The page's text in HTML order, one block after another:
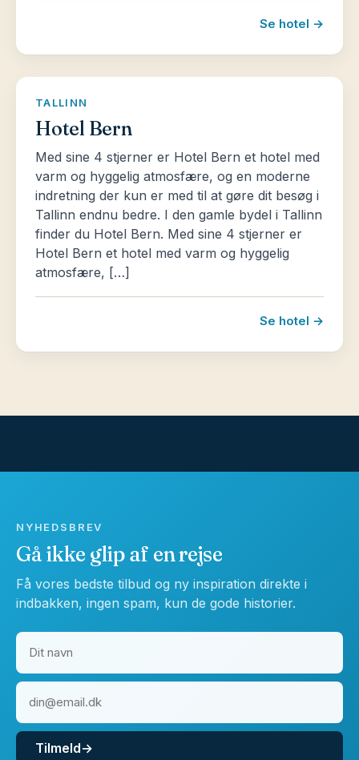
Se hotel →
TALLINN
Hotel Bern
Med sine 4 stjerner er Hotel Bern et hotel med
varm og hyggelig atmosfære, og en moderne
indretning der kun er med til at gøre dit besøg i
Tallinn endnu bedre. I den gamle bydel i Tallinn
finder du Hotel Bern. Med sine 4 stjerner er
Hotel Bern et hotel med varm og hyggelig
atmosfære, […]
Se hotel →
NYHEDSBREV
Gå ikke glip af en rejse
Få vores bedste tilbud og ny inspiration direkte i
indbakken, ingen spam, kun de gode historier.
Tilmeld→